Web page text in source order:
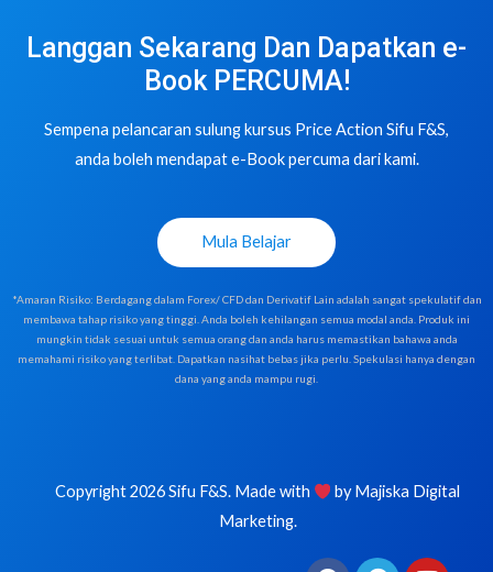
Langgan Sekarang Dan Dapatkan e-
Book PERCUMA!
Sempena pelancaran sulung kursus Price Action Sifu F&S,
anda boleh mendapat e-Book percuma dari kami.
Mula Belajar
*Amaran Risiko: Berdagang dalam Forex/ CFD dan Derivatif Lain adalah sangat spekulatif dan
membawa tahap risiko yang tinggi. Anda boleh kehilangan semua modal anda. Produk ini
mungkin tidak sesuai untuk semua orang dan anda harus memastikan bahawa anda
memahami risiko yang terlibat. Dapatkan nasihat bebas jika perlu. Spekulasi hanya dengan
dana yang anda mampu rugi.
Copyright 2026 Sifu F&S. Made with byMajiska Digital
Marketing.